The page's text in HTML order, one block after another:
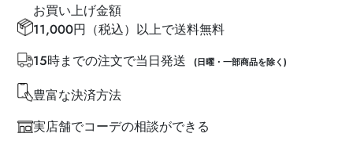
お買い上げ金額
11,000円（税込）以上で送料無料
15時までの注文で当日発送
(日曜・一部商品を除く)
豊富な決済方法
実店舗でコーデの相談ができる